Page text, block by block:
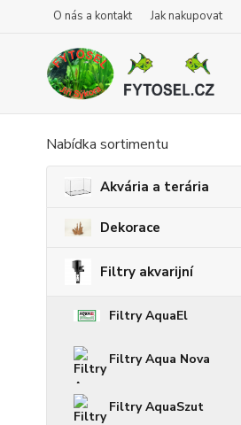
O nás a kontakt Jak nakupovat
Nabídka sortimentu
Akvária a terária
Dekorace
Filtry akvarijní
Filtry AquaEl
Filtry Aqua Nova
Filtry AquaSzut